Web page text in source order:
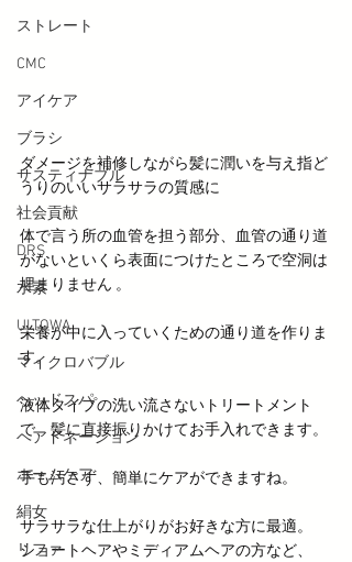
ストレート
CMC
アイケア
ブラシ
サスティナブル
社会貢献
DRS
水素
ULTOWA
マイクロバブル
ヘッドスパ
ヘアドネーション
ホームケア
絹女
リファ
ダメージを補修しながら髪に潤いを与え指ど
うりのいいサラサラの質感に
体で言う所の血管を担う部分、血管の通り道
がないといくら表面につけたところで空洞は
埋まりません 。
栄養が中に入っていくための通り道を作りま
す。
液体タイプの洗い流さないトリートメント
で、髪に直接振りかけてお手入れできます。
手も汚さず、簡単にケアができますね。
サラサラな仕上がりがお好きな方に最適。
ショートヘアやミディアムヘアの方など、